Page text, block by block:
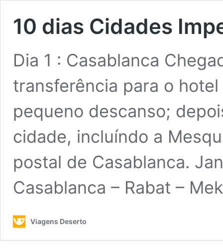
10 dias Cidades
Dia 1 : Casablanca
transferência para o
pequeno descanso;
cidade, incluíndo a
postal de Casablanca.
Casablanca – Rabat –
Viagens Deserto